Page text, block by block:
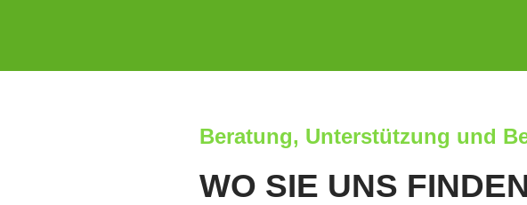
Beratung, Unterstützung und
WO SIE UNS